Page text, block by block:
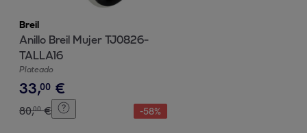
Breil
Anillo Breil Mujer TJ0826-
TALLA16
Plateado
33,00 €
80,00 € -58%